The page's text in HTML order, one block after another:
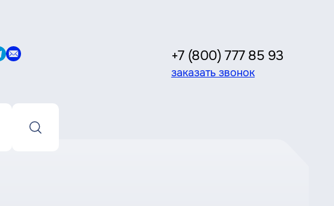
Написать
+7 (800) 777 85 93
заказать звонок